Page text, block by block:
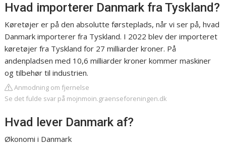
Hvad importerer Danmark fra Tyskland?
Køretøjer er på den absolutte førsteplads, når vi ser på, hvad
Danmark importerer fra Tyskland. I 2022 blev der importeret
køretøjer fra Tyskland for 27 milliarder kroner. På
andenpladsen med 10,6 milliarder kroner kommer maskiner
og tilbehør til industrien.
Anmodning om fjernelse
Se det fulde svar på mojnmoin.graenseforeningen.dk
Hvad lever Danmark af?
Økonomi i Danmark